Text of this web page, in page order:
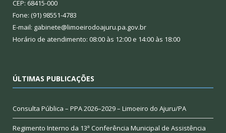
CEP: 68415-000
Fone: (91) 98551-4783
E-mail: gabinete@limoeirodoajuru.pa.gov.br
Horário de atendimento: 08:00 às 12:00 e 14:00 às 18:00
ÚLTIMAS PUBLICAÇÕES
Consulta Pública – PPA 2026–2029 – Limoeiro do Ajuru/PA
Regimento Interno da 13ª Conferência Municipal de Assistência